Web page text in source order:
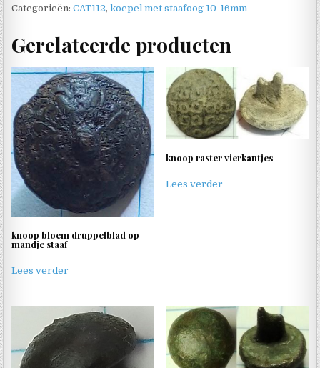
Categorieën:CAT112,koepel met staafoog 10-16mm
Gerelateerde producten
knoop bloem druppelblad op
mandje staaf
Lees verder
knoop raster vierkantjes
Lees verder